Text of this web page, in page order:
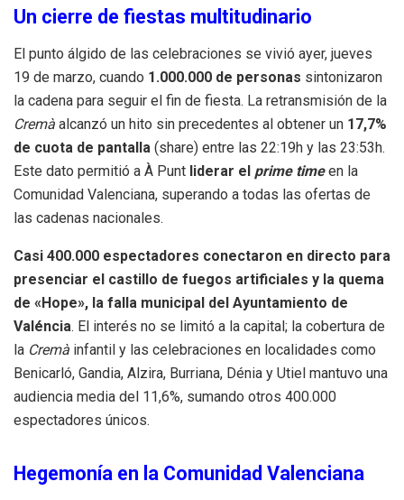
Un cierre de fiestas multitudinario
El punto álgido de las celebraciones se vivió ayer, jueves
19 de marzo, cuando 1.000.000 de personas sintonizaron
la cadena para seguir el fin de fiesta. La retransmisión de la
Cremà alcanzó un hito sin precedentes al obtener un 17,7%
de cuota de pantalla (share) entre las 22:19h y las 23:53h.
Este dato permitió a À Punt liderar el prime timeen la
Comunidad Valenciana, superando a todas las ofertas de
las cadenas nacionales.
Casi 400.000 espectadores conectaron en directo para
presenciar el castillo de fuegos artificiales y la quema
de «Hope», la falla municipal del Ayuntamiento de
Valéncia. El interés no se limitó a la capital; la cobertura de
la Cremà infantil y las celebraciones en localidades como
Benicarló, Gandia, Alzira, Burriana, Dénia y Utiel mantuvo una
audiencia media del 11,6%, sumando otros 400.000
espectadores únicos.
Hegemonía en la Comunidad Valenciana